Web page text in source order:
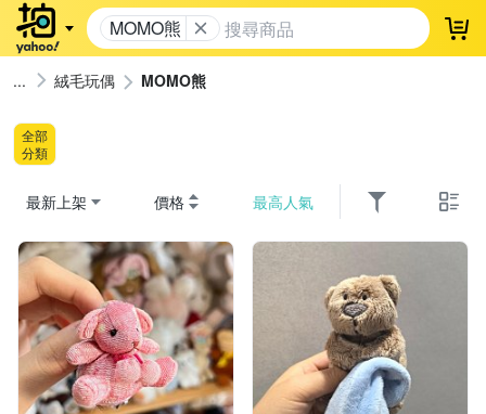
MOMO熊 登
絨毛玩偶 MOMO熊
全部
分類
最新上架 價格 最高人氣